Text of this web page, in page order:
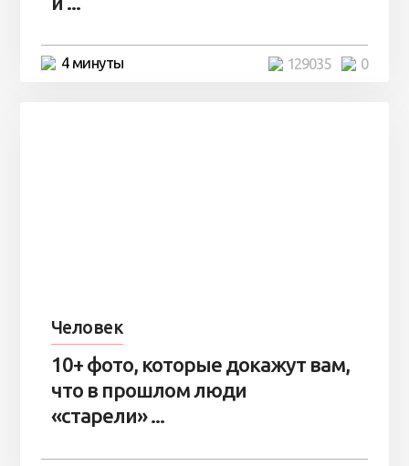
4 минуты 0
129035
Человек
10+ фото, которые докажут вам,
что в прошлом люди
«старели» ...